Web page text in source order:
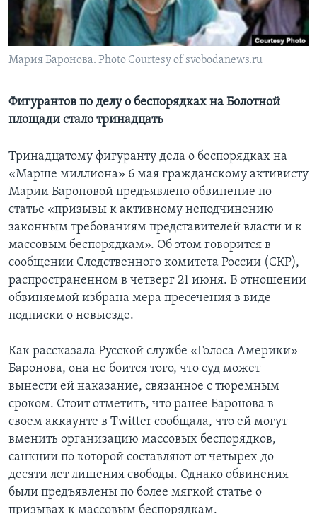
Learning English
СОЦИАЛЬНЫЕ СЕТИ
Языки
Мария Баронова. Photo Courtesy of svobodanews.ru
Фигурантов по делу о беспорядках на Болотной
площади стало тринадцать
Тринадцатому фигуранту дела о беспорядках на
«Марше миллиона» 6 мая гражданскому активисту
Марии Бароновой предъявлено обвинение по
статье «призывы к активному неподчинению
законным требованиям представителей власти и к
массовым беспорядкам». Об этом говорится в
сообщении Следственного комитета России (СКР),
распространенном в четверг 21 июня. В отношении
обвиняемой избрана мера пресечения в виде
подписки о невыезде.
Как рассказала Русской службе «Голоса Америки»
Баронова, она не боится того, что суд может
вынести ей наказание, связанное с тюремным
сроком. Стоит отметить, что ранее Баронова в
своем аккаунте в Twitter сообщала, что ей могут
вменить организацию массовых беспорядков,
санкции по которой составляют от четырех до
десяти лет лишения свободы. Однако обвинения
были предъявлены по более мягкой статье о
призывах к массовым беспорядкам.